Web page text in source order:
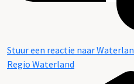
Stuur een reactie naar
Regio Waterland